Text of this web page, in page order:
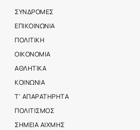
ΣΥΝΔΡΟΜΕΣ
ΕΠΙΚΟΙΝΩΝΙΑ
ΠΟΛΙΤΙΚΗ
ΟΙΚΟΝΟΜΙΑ
ΑΘΛΗΤΙΚΑ
ΚΟΙΝΩΝΙΑ
Τ' ΑΠΑΡΑΤΗΡΗΤΑ
ΠΟΛΙΤΙΣΜΟΣ
ΣΗΜΕΙΑ ΑΙΧΜΗΣ